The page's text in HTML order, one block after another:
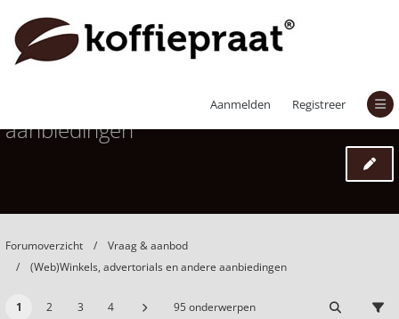
Aanmelden Registreer
(Web)Winkels, advertorials en andere
aanbiedingen
Forumoverzicht
Vraag & aanbod
(Web)Winkels, advertorials en andere aanbiedingen
1 2 3 4 95 onderwerpen